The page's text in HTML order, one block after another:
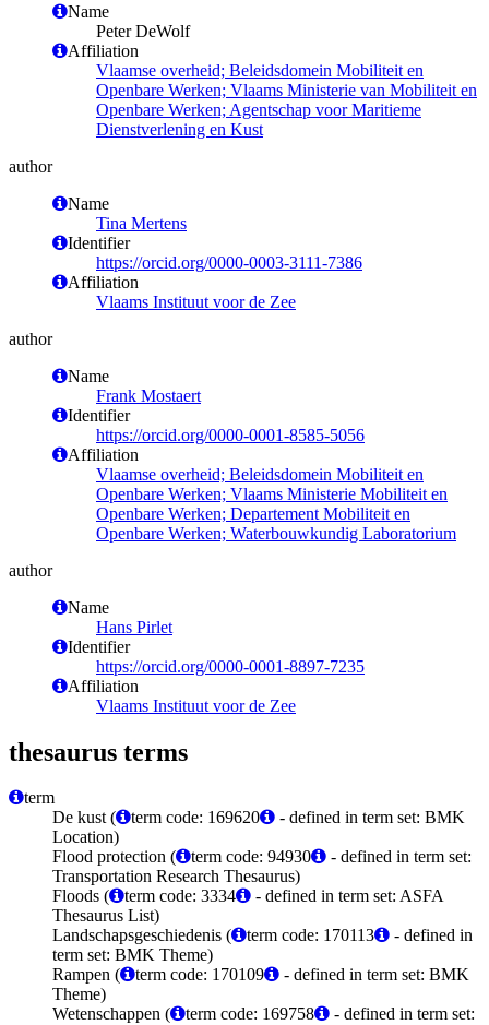
Name
Peter DeWolf
Affiliation
Vlaamse overheid; Beleidsdomein Mobiliteit en
Openbare Werken; Vlaams Ministerie van Mobiliteit en
Openbare Werken; Agentschap voor Maritieme
Dienstverlening en Kust
author
Name
Tina Mertens
Identifier
https://orcid.org/0000-0003-3111-7386
Affiliation
Vlaams Instituut voor de Zee
author
Name
Frank Mostaert
Identifier
https://orcid.org/0000-0001-8585-5056
Affiliation
Vlaamse overheid; Beleidsdomein Mobiliteit en
Openbare Werken; Vlaams Ministerie Mobiliteit en
Openbare Werken; Departement Mobiliteit en
Openbare Werken; Waterbouwkundig Laboratorium
author
Name
Hans Pirlet
Identifier
https://orcid.org/0000-0001-8897-7235
Affiliation
Vlaams Instituut voor de Zee
thesaurus terms
term
De kust (
term code: 169620
- defined in term set: BMK
Location)
Flood protection (
term code: 94930
- defined in term set:
Transportation Research Thesaurus)
Floods (
term code: 3334
- defined in term set: ASFA
Thesaurus List)
Landschapsgeschiedenis (
term code: 170113
- defined in
term set: BMK Theme)
Rampen (
term code: 170109
- defined in term set: BMK
Theme)
Wetenschappen (
term code: 169758
- defined in term set: